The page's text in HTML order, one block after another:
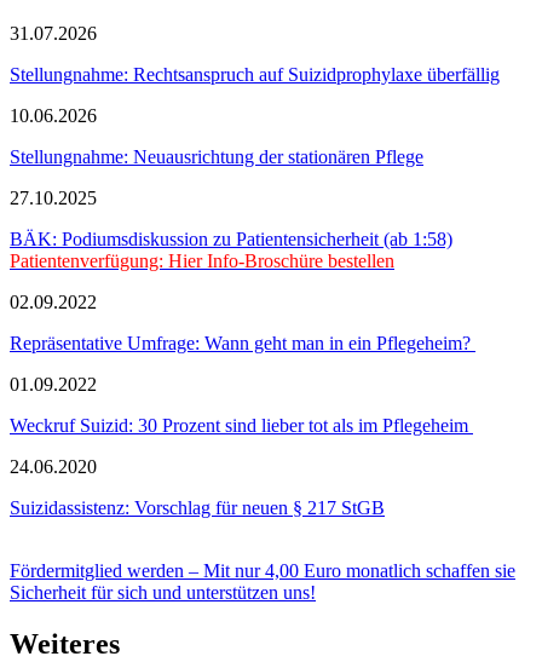
31.07.2026
Stellungnahme: Rechtsanspruch auf Suizidprophylaxe überfällig
10.06.2026
Stellungnahme: Neuausrichtung der stationären Pflege
27.10.2025
BÄK: Podiumsdiskussion zu Patientensicherheit (ab 1:58)
Patientenverfügung: Hier Info-Broschüre bestellen
02.09.2022
Repräsentative Umfrage: Wann geht man in ein Pflegeheim?
01.09.2022
Weckruf Suizid: 30 Prozent sind lieber tot als im Pflegeheim
24.06.2020
Suizidassistenz: Vorschlag für neuen § 217 StGB
Fördermitglied werden – Mit nur 4,00 Euro monatlich schaffen sie
Sicherheit für sich und unterstützen uns!
Weiteres